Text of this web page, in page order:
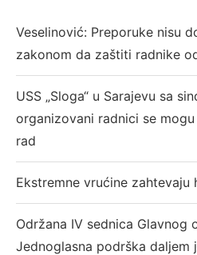
Veselinović: Preporuke nisu
zakonom da zaštiti radnike
USS „Sloga“ u Sarajevu sa
organizovani radnici se
rad
Ekstremne vrućine zahtevaju
Održana IV sednica Glavnog
Jednoglasna podrška daljem